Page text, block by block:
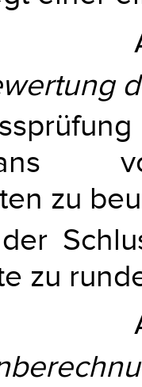
zu
zu